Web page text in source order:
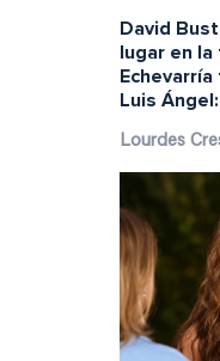
David
lugar en la
Luis
Lourdes